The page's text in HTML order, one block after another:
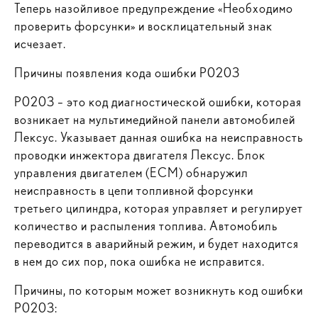
Теперь назойливое предупреждение «Необходимо
проверить форсунки» и восклицательный знак
исчезает.
Причины появления кода ошибки P0203
P0203 – это код диагностической ошибки, которая
возникает на мультимедийной панели автомобилей
Лексус. Указывает данная ошибка на неисправность
проводки инжектора двигателя Лексус. Блок
управления двигателем (ECM) обнаружил
неисправность в цепи топливной форсунки
третьего цилиндра, которая управляет и регулирует
количество и распыления топлива. Автомобиль
переводится в аварийный режим, и будет находится
в нем до сих пор, пока ошибка не исправится.
Причины, по которым может возникнуть код ошибки
P0203: